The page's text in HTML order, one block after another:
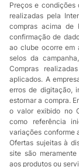
Preços e condições
realizadas pela
compras acima de
confirmação de
ao clube ocorre em
selos da
Compras
aplicados. A
erros de digitação,
estornar a compra.
o valor exibido no
como referência
variações conforme
Ofertas sujeitas à
site são
aos produtos ou